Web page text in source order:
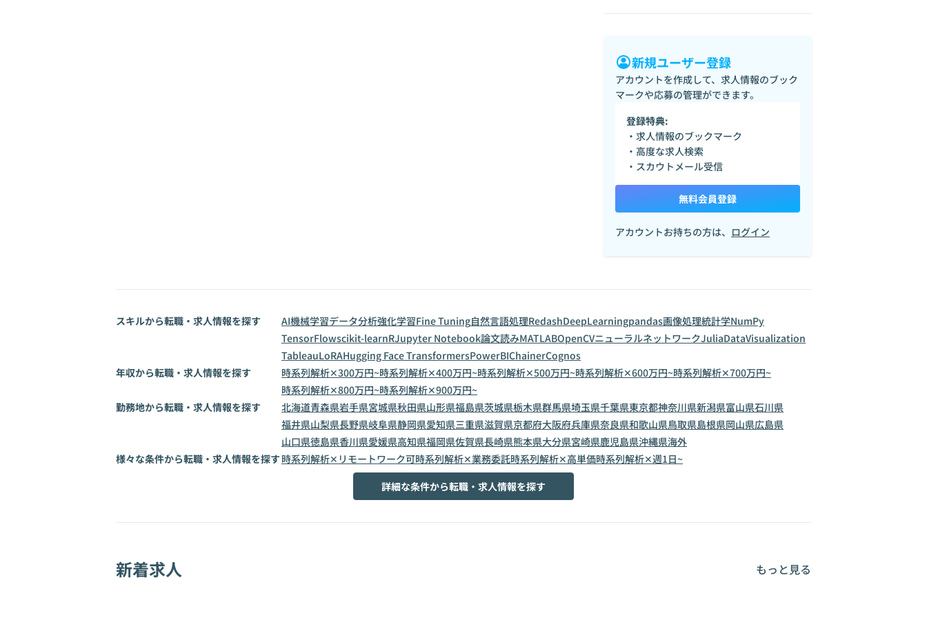
新規ユーザー登録
アカウントを作成して、求人情報のブック
マークや応募の管理ができます。
登録特典:
・求人情報のブックマーク
・高度な求人検索
・スカウトメール受信
無料会員登録
アカウントお持ちの方は、 ログイン
スキルから転職・求人情報を探す AI機械学習データ分析強化学習Fine Tuning自然言語処理RedashDeepLearningpandas画像処理統計学NumPy
TensorFlowscikit-learnRJupyter Notebook論文読みMATLABOpenCVニューラルネットワークJuliaDataVisualization
TableauLoRAHugging Face TransformersPowerBIChainerCognos
年収から転職・求人情報を探す
時系列解析✕300万円~時系列解析✕400万円~時系列解析✕500万円~時系列解析✕600万円~時系列解析✕700万円~
時系列解析✕800万円~時系列解析✕900万円~
勤務地から転職・求人情報を探す
北海道青森県岩手県宮城県秋田県山形県福島県茨城県栃木県群馬県埼玉県千葉県東京都神奈川県新潟県富山県石川県
福井県山梨県長野県岐阜県静岡県愛知県三重県滋賀県京都府大阪府兵庫県奈良県和歌山県鳥取県島根県岡山県広島県
山口県徳島県香川県愛媛県高知県福岡県佐賀県長崎県熊本県大分県宮崎県鹿児島県沖縄県海外
様々な条件から転職・求人情報を探す 時系列解析✕リモートワーク可時系列解析✕業務委託時系列解析✕高単価時系列解析✕週1日~
詳細な条件から転職・求人情報を探す
新着求人 もっと見る